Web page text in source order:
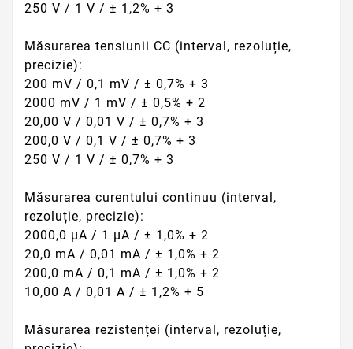
250 V / 1 V / ± 1,2% + 3
Măsurarea tensiunii CC (interval, rezoluție,
precizie):
200 mV / 0,1 mV / ± 0,7% + 3
2000 mV / 1 mV / ± 0,5% + 2
20,00 V / 0,01 V / ± 0,7% + 3
200,0 V / 0,1 V / ± 0,7% + 3
250 V / 1 V / ± 0,7% + 3
Măsurarea curentului continuu (interval,
rezoluție, precizie):
2000,0 μA / 1 μA / ± 1,0% + 2
20,0 mA / 0,01 mA / ± 1,0% + 2
200,0 mA / 0,1 mA / ± 1,0% + 2
10,00 A / 0,01 A / ± 1,2% + 5
Măsurarea rezistenței (interval, rezoluție,